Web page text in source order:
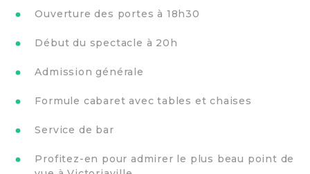
Ouverture des portes à 18h30
Début du spectacle à 20h
Admission générale
Formule cabaret avec tables et chaises
Service de bar
Profitez-en pour admirer le plus beau point de